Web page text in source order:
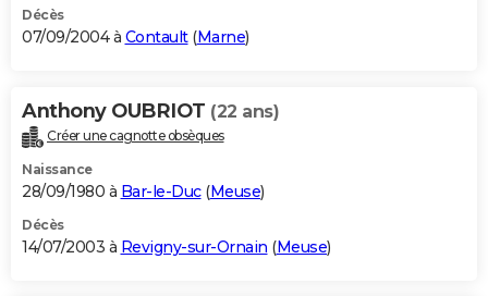
Décès
07/09/2004 à Contault(Marne)
Anthony OUBRIOT (22 ans)
Créer une cagnotte obsèques
Naissance
28/09/1980 à Bar-le-Duc(Meuse)
Décès
14/07/2003 à Revigny-sur-Ornain (Meuse)